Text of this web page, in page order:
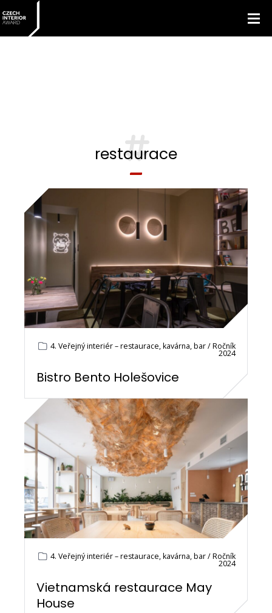
restaurace
4. Veřejný interiér – restaurace, kavárna, bar / Ročník
2024
Bistro Bento Holešovice
4. Veřejný interiér – restaurace, kavárna, bar / Ročník
2024
Vietnamská restaurace May
House